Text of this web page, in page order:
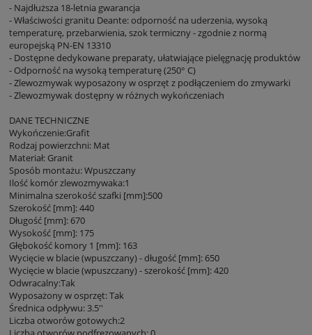
- Najdłuższa 18-letnia gwarancja
- Właściwości granitu Deante: odporność na uderzenia, wysoką
temperaturę, przebarwienia, szok termiczny - zgodnie z normą
europejską PN-EN 13310
- Dostępne dedykowane preparaty, ułatwiające pielęgnację produktów
- Odporność na wysoką temperaturę (250° C)
- Zlewozmywak wyposażony w osprzęt z podłączeniem do zmywarki
- Zlewozmywak dostępny w różnych wykończeniach
DANE TECHNICZNE
Wykończenie:Grafit
Rodzaj powierzchni: Mat
Materiał: Granit
Sposób montażu: Wpuszczany
Ilość komór zlewozmywaka:1
Minimalna szerokość szafki [mm]:500
Szerokość [mm]: 440
Długość [mm]: 670
Wysokość [mm]: 175
Głębokość komory 1 [mm]: 163
Wycięcie w blacie (wpuszczany) - długość [mm]: 650
Wycięcie w blacie (wpuszczany) - szerokość [mm]: 420
Odwracalny:Tak
Wyposażony w osprzęt: Tak
Średnica odpływu: 3.5''
Liczba otworów gotowych:2